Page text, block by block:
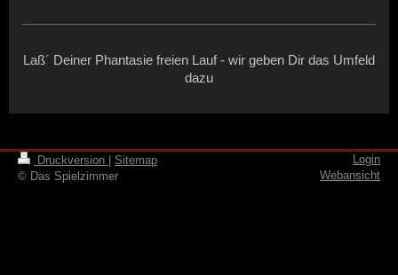
Laß´ Deiner Phantasie freien Lauf - wir geben Dir das Umfeld
dazu
Druckversion
Sitemap
© Das Spielzimmer
Login
Webansicht